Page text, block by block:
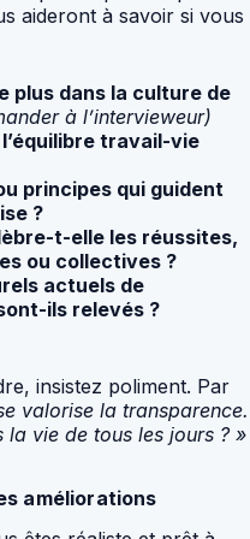
aideront à savoir si vous
plus dans la culture de
à l’intervieweur)
travail-vie
principes qui guident
?
t-elle les réussites,
ou collectives ?
actuels de
ils relevés ?
insistez poliment. Par
valorise la transparence.
vie de tous les jours ? »
améliorations